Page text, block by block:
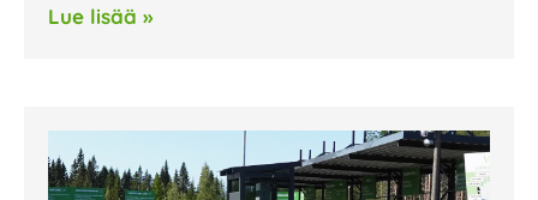
Lue lisää »